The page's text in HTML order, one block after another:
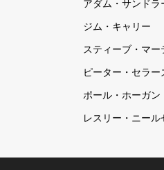
アダム・サンドラ
ジム・キャリー
スティーブ・マー
ピーター・セラー
ポール・ホーガン
レスリー・ニール